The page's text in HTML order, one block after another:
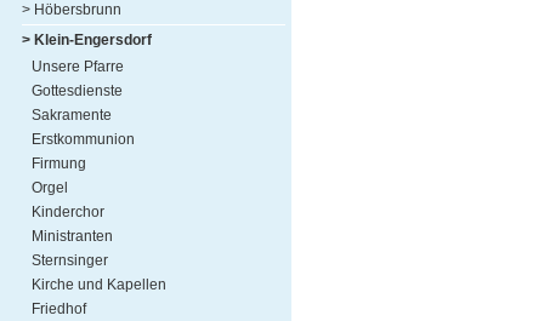
> Höbersbrunn
> Klein-Engersdorf
Unsere Pfarre
Gottesdienste
Sakramente
Erstkommunion
Firmung
Orgel
Kinderchor
Ministranten
Sternsinger
Kirche und Kapellen
Friedhof